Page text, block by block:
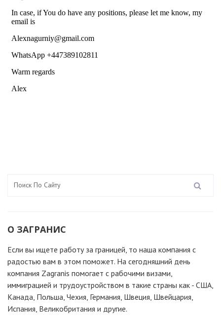
О ЗАГРАНИС
Если вы ищете работу за границей, то наша компания c
радостью вам в этом поможет. На сегодняшний день
компания Zagranis помогает с рабочими визами,
иммиграцией и трудоустройством в такие страны как - США,
Канада, Польша, Чехия, Германия, Швеция, Швейцария,
Испания, Великобритания и другие.